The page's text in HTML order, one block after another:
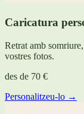
Caricatura
Retrat amb
vostres fotos.
des de 70 €
Personalitzeu-lo →